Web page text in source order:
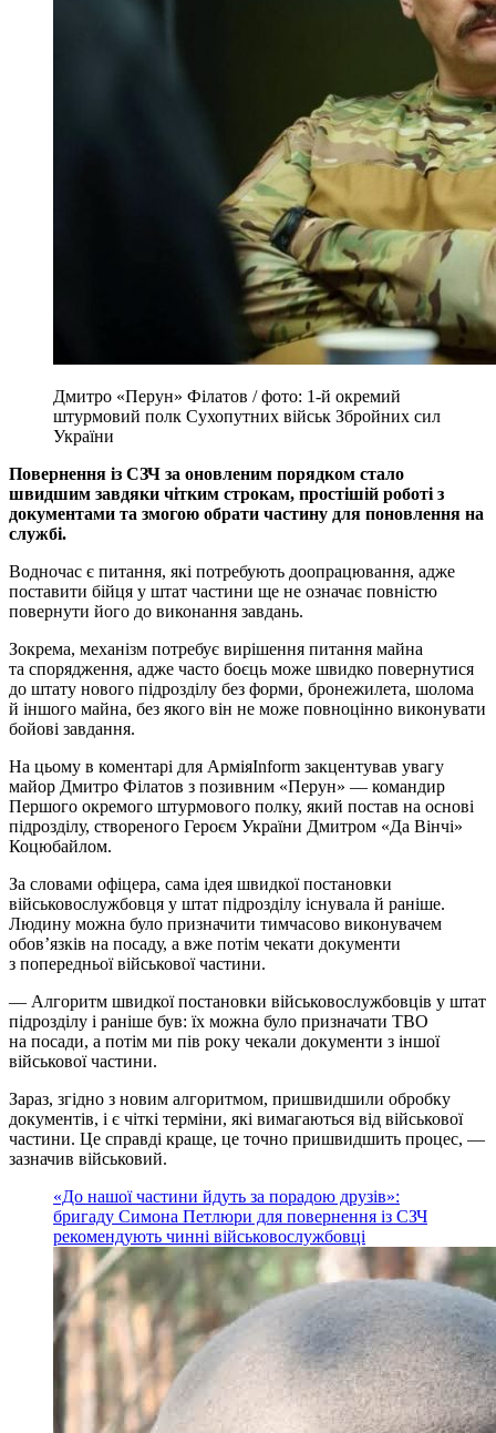
Дмитро «Перун» Філатов / фото: 1-й окремий
штурмовий полк Сухопутних військ Збройних сил
України
Повернення із СЗЧ за оновленим порядком стало
швидшим завдяки чітким строкам, простішій роботі з
документами та змогою обрати частину для поновлення на
службі.
Водночас є питання, які потребують доопрацювання, адже
поставити бійця у штат частини ще не означає повністю
повернути його до виконання завдань.
Зокрема, механізм потребує вирішення питання майна
та спорядження, адже часто боєць може швидко повернутися
до штату нового підрозділу без форми, бронежилета, шолома
й іншого майна, без якого він не може повноцінно виконувати
бойові завдання.
На цьому в коментарі для АрміяInform закцентував увагу
майор Дмитро Філатов з позивним «Перун» — командир
Першого окремого штурмового полку, який постав на основі
підрозділу, створеного Героєм України Дмитром «Да Вінчі»
Коцюбайлом.
За словами офіцера, сама ідея швидкої постановки
військовослужбовця у штат підрозділу існувала й раніше.
Людину можна було призначити тимчасово виконувачем
обов’язків на посаду, а вже потім чекати документи
з попередньої військової частини.
— Алгоритм швидкої постановки військовослужбовців у штат
підрозділу і раніше був: їх можна було призначати ТВО
на посади, а потім ми пів року чекали документи з іншої
військової частини.
Зараз, згідно з новим алгоритмом, пришвидшили обробку
документів, і є чіткі терміни, які вимагаються від військової
частини. Це справді краще, це точно пришвидшить процес, —
зазначив військовий.
«До нашої частини йдуть за порадою друзів»:
бригаду Симона Петлюри для повернення із СЗЧ
рекомендують чинні військовослужбовці